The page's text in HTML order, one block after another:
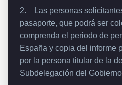
2. Las personas
pasaporte, que podrá ser
comprenda el periodo de
España y copia del informe
por la persona titular de la
Subdelegación del